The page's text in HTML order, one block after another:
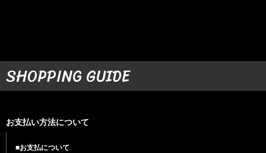
SHOPPING GUIDE
お支払い方法について
■お支払について